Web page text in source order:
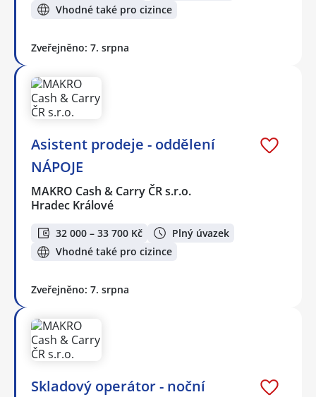
Vhodné také pro cizince
Zveřejněno: 7. srpna
Asistent prodeje - oddělení
NÁPOJE
MAKRO Cash & Carry ČR s.r.o.
Hradec Králové
32 000 – 33 700 Kč
Plný úvazek
Vhodné také pro cizince
Zveřejněno: 7. srpna
Skladový operátor - noční